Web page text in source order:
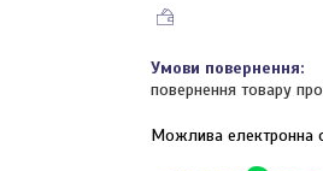
повернення товару